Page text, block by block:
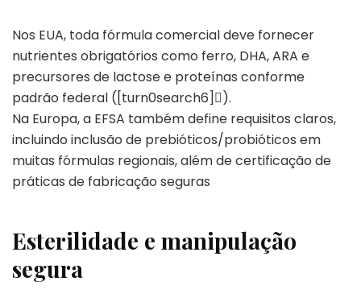
Nos EUA, toda fórmula comercial deve fornecer
nutrientes obrigatórios como ferro, DHA, ARA e
precursores de lactose e proteínas conforme
padrão federal ([turn0search6]).
Na Europa, a EFSA também define requisitos claros,
incluindo inclusão de prebióticos/probióticos em
muitas fórmulas regionais, além de certificação de
práticas de fabricação seguras
Esterilidade e manipulação
segura